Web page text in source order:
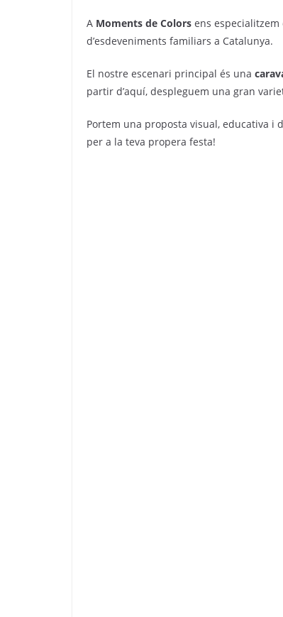
A Moments de Colors ens especialitzem
d’esdeveniments familiars a Catalunya.
El nostre escenari principal és una
partir d’aquí, despleguem una gran
Portem una proposta visual, educativa i
per a la teva propera festa!